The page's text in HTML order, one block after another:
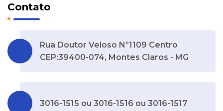
Contato
Rua Doutor Veloso Nº1109 Centro
CEP:39400-074, Montes Claros - MG
3016-1515 ou 3016-1516 ou 3016-1517